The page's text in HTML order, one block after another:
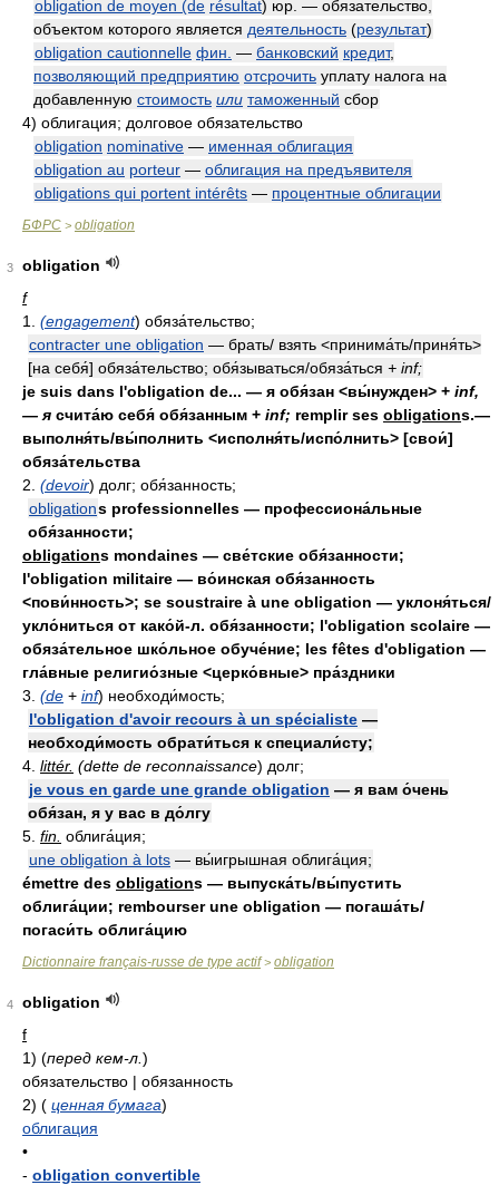
obligation de moyen (de résultat) юр. — обязательство,
объектом которого является деятельность (результат)
obligation cautionnelle фин. — банковский кредит,
позволяющий предприятию отсрочить уплату налога на
добавленную стоимость или таможенный сбор
4) облигация; долговое обязательство
obligation nominative — именная облигация
obligation au porteur — облигация на предъявителя
obligations qui portent intérêts — процентные облигации
БФРС > obligation
3
obligation
f
1. (engagement) обяза́тельство;
contracter une obligation — брать/ взять <принима́ть/приня́ть>
[на себя́] обяза́тельство; обя́зываться/обяза́ться + inf;
je suis dans l'obligation de... — я обя́зан <вы́нужден> + inf,
— я счита́ю себя́ обя́занным + inf; remplir ses obligations.—
выполня́ть/вы́полнить <исполня́ть/испо́лнить> [свои́]
обяза́тельства
2. (devoir) долг; обя́занность;
obligations professionnelles — профессиона́льные
обя́занности;
obligations mondaines — све́тские обя́занности;
l'obligation militaire — во́инская обя́занность
<пови́нность>; se soustraire à une obligation — уклоня́ться/
укло́ниться от како́й-л. обя́занности; l'obligation scolaire —
обяза́тельное шко́льное обуче́ние; les fêtes d'obligation —
гла́вные религио́зные <церко́вные> пра́здники
3. (de + inf) необходи́мость;
l'obligation d'avoir recours à un spécialiste —
необходи́мость обрати́ться к специали́сту;
4. littér. (dette de reconnaissance) долг;
je vous en garde une grande obligation — я вам о́чень
обя́зан, я у вас в до́лгу
5. fin. облига́ция;
une obligation à lots — вы́игрышная облига́ция;
émettre des obligations — выпуска́ть/вы́пустить
облига́ции; rembourser une obligation — погаша́ть/
погаси́ть облига́цию
Dictionnaire français-russe de type actif> obligation
4
obligation
f
1) (перед кем-л. )
обязательство | обязанность
2) ( ценная бумага)
облигация
•
- obligation convertible